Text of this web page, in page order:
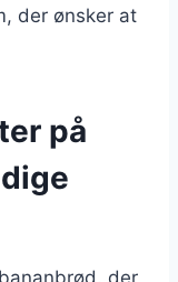
der ønsker at
på
der